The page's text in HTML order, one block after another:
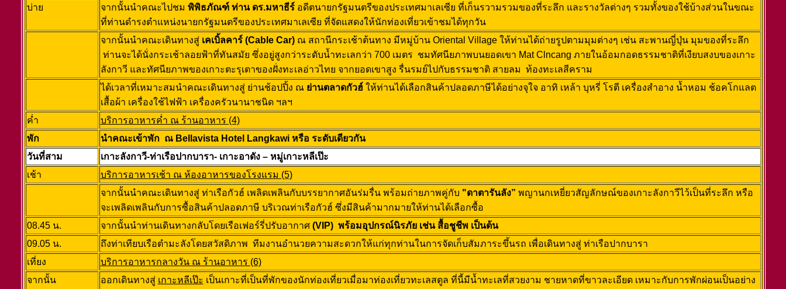
บ่าย
จากนั้นนำคณะไปชม พิพิธภัณฑ์ ท่าน ดร.มหาธีร์อดีตนายกรัฐมนตรีของประเทศมาเลเซีย ที่เก็นรวามรวมของที่ระลึก และรางวัลต่างๆ รวมทั้งของใช้บ้างส่วนในขณะ
ที่ท่านดำรงตำแหน่งนายกรัฐมนตรีของประเทศมาเลเซีย ที่จัดแสดงให้นักท่องเที่ยวเข้าชมได้ทุกวัน
จากนั้นนำคณะเดินทางสู่ เคเบิ้ลคาร์ (Cable Car) ณ สถานีกระเช้าต้นทาง มีหมู่บ้าน Oriental Village ให้ท่านได้ถ่ายรูปตามมุมต่างๆ เช่น สะพานญี่ปุ่น มุมของที่ระลึก
ท่านจะได้นั่งกระเช้าลอยฟ้าที่ทันสมัย ซึ่งอยู่สูงกว่าระดับน้ำทะเลกว่า 700 เมตร ชมทัศนียภาพบนยอดเขา Mat Clncang ภายในอ้อมกอดธรรมชาติที่เงียบสงบของเกาะ
ลังกาวี และทัศนียภาพของเกาะตะรุเตาของฝั่งทะเลอ่าวไทย จากยอดเขาสูง รื่นรมย์ไปกับธรรมชาติ สายลม ท้องทะเลสีคราม
ได้เวลาที่เหมาะสมนำคณะเดินทางสู่ ย่านช้อปปิ้ง ณ ย่านตลาดกัวฮ์ ให้ท่านได้เลือกสินค้าปลอดภาษีได้อย่างจุใจ อาทิ เหล้า บุหรี่ โรตี เครื่องสำอาง น้ำหอม ช้อคโกแลต
เสื้อผ้า เครื่องใช้ไฟฟ้า เครื่องครัวนานาชนิด ฯลฯ
ค่ำ
บริการอาหารค่ำ ณ ร้านอาหาร (4)
พัก
นำคณะเข้าพัก ณ Bellavista Hotel Langkawi หรือ ระดับเดียวกัน
วันที่สาม
เกาะลังกาวี-ท่าเรือปากบารา- เกาะอาดัง – หมู่เกาะหลีเป๊ะ
เช้า
บริการอาหารเช้า ณ ห้องอาหารของโรงแรม (5)
จากนั้นนำคณะเดินทางสู่ ท่าเรือกัวฮ์ เพลิดเพลินกับบรรยากาศอันร่มรื่น พร้อมถ่ายภาพคู่กับ "ดาตารันลัง” พญานกเหยี่ยวสัญลักษณ์ของเกาะลังกาวีไว้เป็นที่ระลึก หรือ
จะเพลิดเพลินกับการซื้อสินค้าปลอดภาษี บริเวณท่าเรือกัวฮ์ ซึ่งมีสินค้ามากมายให้ท่านได้เลือกซื้อ
08.45 น.
จากนั้นนำท่านเดินทางกลับโดยเรือเฟอร์รี่ปรับอากาศ (VIP) พร้อมอุปกรณ์นิรภัย เช่น สื้อชูชีพ เป็นต้น
09.05 น.
ถึงท่าเทียบเรือตำมะลังโดยสวัสดิภาพ ทีมงานอำนวยความสะดวกให้แก่ทุกท่านในการจัดเก็บสัมภาระขึ้นรถ เพื่อเดินทางสู่ ท่าเรือปากบารา
เที่ยง
บริการอาหารกลางวัน ณ ร้านอาหาร (6)
จากนั้น
ออกเดินทางสู่ เกาะหลีเป๊ะ เป็นเกาะที่เป็นที่พักของนักท่องเที่ยวเมื่อมาท่องเที่ยวทะเลสตูล ที่นี้มีน้ำทะเลที่สวยงาม ชายหาดที่ขาวละเอียด เหมาะกับการพักผ่อนเป็นอย่าง